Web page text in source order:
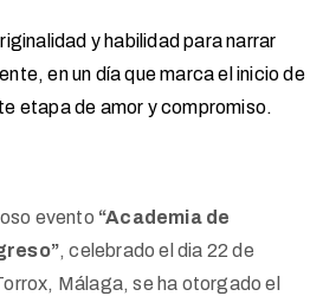
y habilidad para narrar
en un día que marca el inicio de
etapa de amor y compromiso.
evento “Academia de
, celebrado el dia 22 de
Málaga, se ha otorgado el